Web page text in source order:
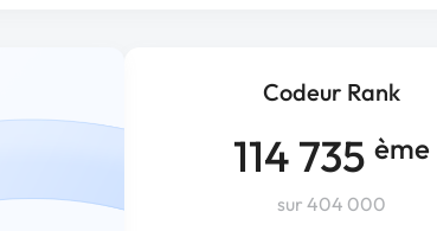
Codeur Rank
114 735 ème
sur 404 000